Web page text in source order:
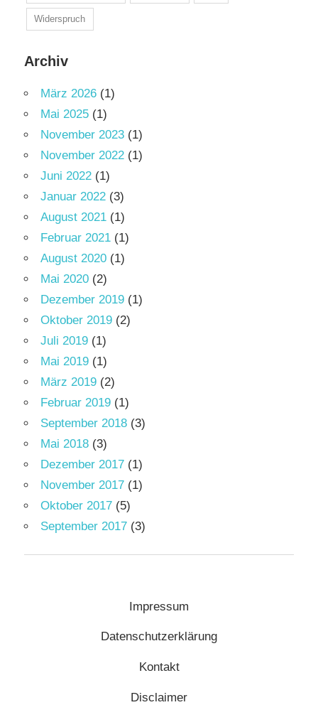
Widerspruch
Archiv
März 2026 (1)
Mai 2025 (1)
November 2023 (1)
November 2022 (1)
Juni 2022 (1)
Januar 2022 (3)
August 2021 (1)
Februar 2021 (1)
August 2020 (1)
Mai 2020 (2)
Dezember 2019 (1)
Oktober 2019 (2)
Juli 2019 (1)
Mai 2019 (1)
März 2019 (2)
Februar 2019 (1)
September 2018 (3)
Mai 2018 (3)
Dezember 2017 (1)
November 2017 (1)
Oktober 2017 (5)
September 2017 (3)
Impressum
Datenschutzerklärung
Kontakt
Disclaimer